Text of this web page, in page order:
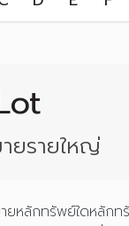
ยรายใหญ่
ยหลักทรัพย์ใดหลักท